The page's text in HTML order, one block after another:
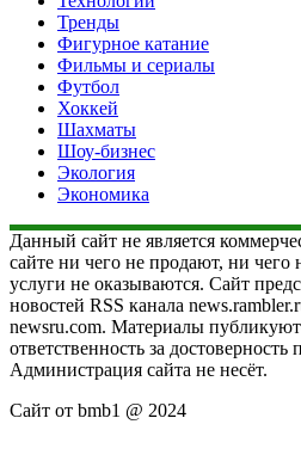
Тренды
Фигурное катание
Фильмы и сериалы
Футбол
Хоккей
Шахматы
Шоу-бизнес
Экология
Экономика
Данный сайт не является
сайте ни чего не продают, ни
услуги не оказываются. Сайт
новостей RSS канала
newsru.com. Материалы
ответственность за
Администрация сайта не несёт.
Сайт от bmb1 @ 2024